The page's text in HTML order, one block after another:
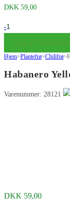
DKK 59,00
Habanero
Yellow
chili
-
-
Legg til i handlekurv
Hjem>Plantefrø>Chilifrø>
Habanero
Varenummer: 28121
DKK 59,00